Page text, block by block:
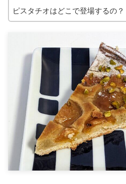
ピスタチオはどこで登場するの？